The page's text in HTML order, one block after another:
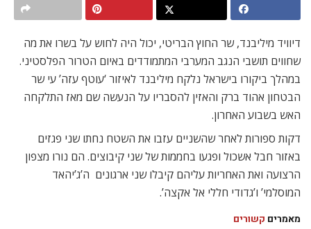
דיוויד מיליבנד, שר החוץ הבריטי, יכול היה לחוש על בשרו את מה
שחווים תושבי הנגב המערבי המתמודדים באיום הטרור הפלסטיני.
במהלך ביקורו בישראל נלקח מיליבנד לאיזור ‘עוטף עזה’ עי שר
הבטחון אהוד ברק והאזין להסבריו על הנעשה שם מאז התלקחה
האש בשבוע האחרון.
דקות ספורות לאחר שהשניים עזבו את השטח נחתו שני פגזים
באזור חבל אשכול ופגעו בחממות של שני קיבוצים. הם נורו מצפון
הרצועה ואת האחריות עליהם קיבלו שני ארגונים  ה’ג’יהאד
המוסלמי’ ו’גדודי חללי אל אקצה’.
מאמרים קשורים